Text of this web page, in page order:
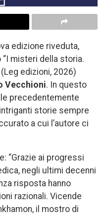
edizione riveduta,
misteri della storia.
edizioni, 2026)
Vecchioni. In questo
precedentemente
storie sempre
a cui l’autore ci
“Grazie ai progressi
negli ultimi decenni
risposta hanno
razionali. Vicende
il mostro di